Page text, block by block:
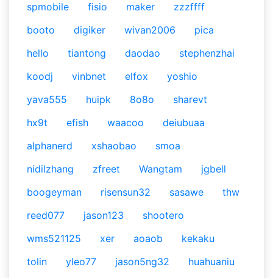
spmobile
fisio maker
zzzffff
booto
digiker wivan2006
pica
hello
tiantong daodao
stephenzhai
koodj
vinbnet elfox
yoshio
yava555
huipk 8o8o
sharevt
hx9t
efish waacoo
deiubuaa
alphanerd
xshaobao
smoa
nidilzhang
zfreet Wangtam
jgbell
boogeyman
risensun32 sasawe
thw
reed077
jason123
shootero
wms521125
xer aoaob
kekaku
tolin
yleo77 jason5ng32
huahuaniu